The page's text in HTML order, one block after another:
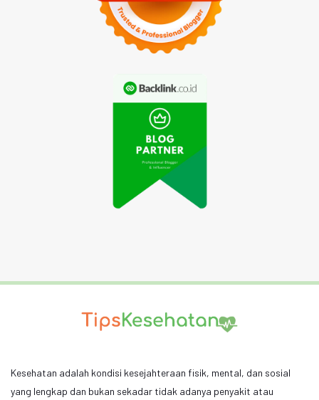
Kesehatan adalah kondisi kesejahteraan fisik, mental, dan sosial
yang lengkap dan bukan sekadar tidak adanya penyakit atau